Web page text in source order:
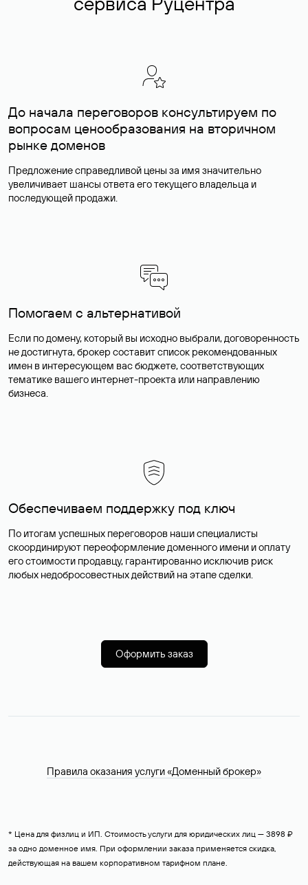
До начала переговоров консультируем по
вопросам ценообразования на вторичном
рынке доменов
Предложение справедливой цены за имя значительно
увеличивает шансы ответа его текущего владельца и
последующей продажи.
Помогаем с альтернативой
Если по домену, который вы исходно выбрали, договоренность
не достигнута, брокер составит список рекомендованных
имен в интересующем вас бюджете, соответствующих
тематике вашего интернет-проекта или направлению
бизнеса.
Обеспечиваем поддержку под ключ
По итогам успешных переговоров наши специалисты
скоординируют переоформление доменного имени и оплату
его стоимости продавцу, гарантированно исключив риск
любых недобросовестных действий на этапе сделки.
Оформить заказ
Правила оказания услуги «Доменный брокер»
* Цена для физлиц и ИП. Стоимость услуги для юридических лиц — 3898 ₽
за одно доменное имя. При оформлении заказа применяется скидка,
действующая на вашем корпоративном тарифном плане.